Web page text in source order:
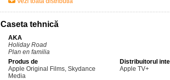
Caseta tehnică
AKA
Holiday Road
Plan en familia
Produs de
Apple Original Films, Skydance
Media
Distribuitorul
Apple TV+